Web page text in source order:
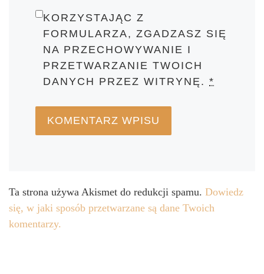
KORZYSTAJĄC Z
FORMULARZA, ZGADZASZ SIĘ
NA PRZECHOWYWANIE I
PRZETWARZANIE TWOICH
DANYCH PRZEZ WITRYNĘ.*
Ta strona używa Akismet do redukcji spamu. Dowiedz
się, w jaki sposób przetwarzane są dane Twoich
komentarzy.